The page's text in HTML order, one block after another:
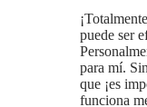
¡Totalmente de acuerdo! La teoría del cambio planeado
puede ser
para mí.
que ¡es
funciona